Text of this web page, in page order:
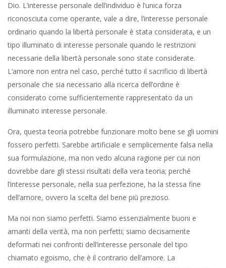
Dio. L’interesse personale dell’individuo è l’unica forza
riconosciuta come operante, vale a dire, l’interesse personale
ordinario quando la libertà personale è stata considerata, e un
tipo illuminato di interesse personale quando le restrizioni
necessarie della libertà personale sono state considerate.
L’amore non entra nel caso, perché tutto il sacrificio di libertà
personale che sia necessario alla ricerca dell’ordine è
considerato come sufficientemente rappresentato da un
illuminato interesse personale.
Ora, questa teoria potrebbe funzionare molto bene se gli uomini
fossero perfetti. Sarebbe artificiale e semplicemente falsa nella
sua formulazione, ma non vedo alcuna ragione per cui non
dovrebbe dare gli stessi risultati della vera teoria; perché
l’interesse personale, nella sua perfezione, ha la stessa fine
dell’amore, ovvero la scelta del bene più prezioso.
Ma noi non siamo perfetti. Siamo essenzialmente buoni e
amanti della verità, ma non perfetti; siamo decisamente
deformati nei confronti dell’interesse personale del tipo
chiamato egoismo, che è il contrario dell’amore. La